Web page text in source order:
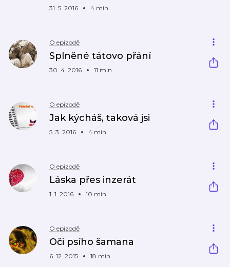
31. 5. 2016 4 min
O epizodě
Splněné tátovo přání
30. 4. 2016 11 min
O epizodě
Jak kýcháš, taková jsi
5. 3. 2016 4 min
O epizodě
Láska přes inzerát
1. 1. 2016 10 min
O epizodě
Oči psího šamana
6. 12. 2015 18 min